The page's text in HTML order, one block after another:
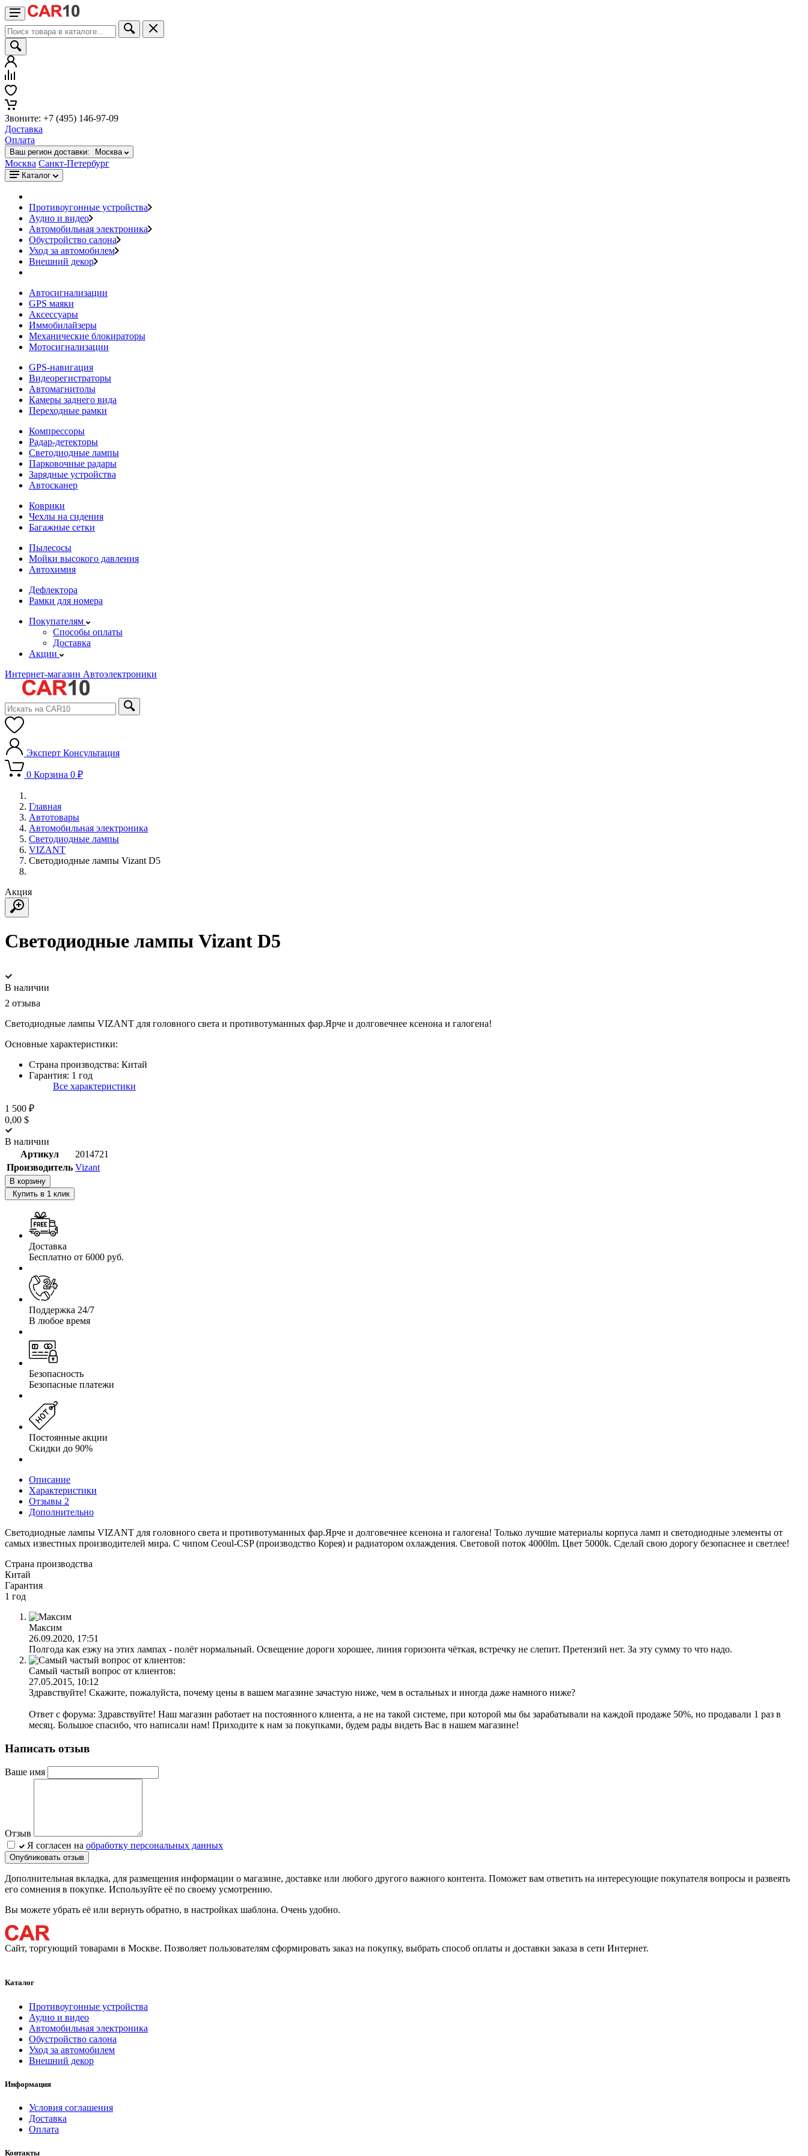
Звоните: +7 (495) 146-97-09
Доставка
Оплата
Ваш регион доставки: Москва
Москва Санкт-Петербург
Каталог
Противоугонные устройства
Аудио и видео
Автомобильная электроника
Обустройство салона
Уход за автомобилем
Внешний декор
Автосигнализации
GPS маяки
Аксессуары
Иммобилайзеры
Механические блокираторы
Мотосигнализации
GPS-навигация
Видеорегистраторы
Автомагнитолы
Камеры заднего вида
Переходные рамки
Компрессоры
Радар-детекторы
Светодиодные лампы
Парковочные радары
Зарядные устройства
Автосканер
Коврики
Чехлы на сидения
Багажные сетки
Пылесосы
Мойки высокого давления
Автохимия
Дефлектора
Рамки для номера
Покупателям
Способы оплаты
Доставка
Акции
Интернет-магазин Автоэлектроники
Эксперт Консультация
0 Корзина 0 ₽
Главная
Автотовары
Автомобильная электроника
Светодиодные лампы
VIZANT
Светодиодные лампы Vizant D5
Акция
Светодиодные лампы Vizant D5
В наличии
2 отзыва
Светодиодные лампы VIZANT для головного света и противотуманных фар.Ярче и долговечнее ксенона и галогена!
Основные характеристики:
Страна производства: Китай
Гарантия: 1 год
Все характеристики
1 500 ₽
0,00 $
В наличии
Артикул
2014721
Производитель Vizant
В корзину
Купить в 1 клик
Доставка
Бесплатно от 6000 руб.
Поддержка 24/7
В любое время
Безопасность
Безопасные платежи
Постоянные акции
Скидки до 90%
Описание
Характеристики
Отзывы 2
Дополнительно
Светодиодные лампы VIZANT для головного света и противотуманных фар.Ярче и долговечнее ксенона и галогена! Только лучшие материалы корпуса ламп и светодиодные элементы от
самых известных производителей мира. C чипом Ceoul-CSP (производство Корея) и радиатором охлаждения. Световой поток 4000lm. Цвет 5000k. Сделай свою дорогу безопаснее и светлее!
Страна производства
Китай
Гарантия
1 год
Максим
26.09.2020, 17:51
Полгода как езжу на этих лампах - полёт нормальный. Освещение дороги хорошее, линия горизонта чёткая, встречку не слепит. Претензий нет. За эту сумму то что надо.
Самый частый вопрос от клиентов:
27.05.2015, 10:12
Здравствуйте! Скажите, пожалуйста, почему цены в вашем магазине зачастую ниже, чем в остальных и иногда даже намного ниже?
Ответ с форума: Здравствуйте! Наш магазин работает на постоянного клиента, а не на такой системе, при которой мы бы зарабатывали на каждой продаже 50%, но продавали 1 раз в
месяц. Большое спасибо, что написали нам! Приходите к нам за покупками, будем рады видеть Вас в нашем магазине!
Написать отзыв
Ваше имя
Отзыв
Я согласен на обработку персональных данных
Опубликовать отзыв
Дополнительная вкладка, для размещения информации о магазине, доставке или любого другого важного контента. Поможет вам ответить на интересующие покупателя вопросы и развеять
его сомнения в покупке. Используйте её по своему усмотрению.
Вы можете убрать её или вернуть обратно, в настройках шаблона. Очень удобно.
Сайт, торгующий товарами в Москве. Позволяет пользователям сформировать заказ на покупку, выбрать способ оплаты и доставки заказа в сети Интернет.
Каталог
Противоугонные устройства
Аудио и видео
Автомобильная электроника
Обустройство салона
Уход за автомобилем
Внешний декор
Информация
Условия соглашения
Доставка
Оплата
Контакты